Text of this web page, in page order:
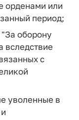
орденами или
период;
оборону
вследствие
с
уволенные в